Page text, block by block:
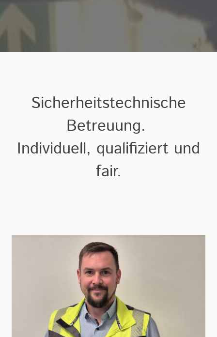
Sicherheitstechnische
Betreuung.
Individuell, qualifiziert und
fair.